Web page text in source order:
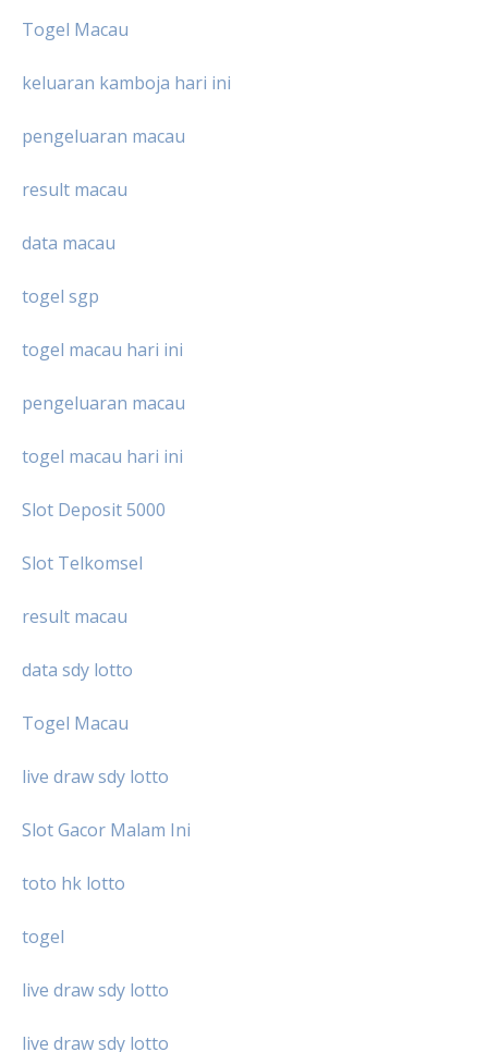
Togel Macau
keluaran kamboja hari ini
pengeluaran macau
result macau
data macau
togel sgp
togel macau hari ini
pengeluaran macau
togel macau hari ini
Slot Deposit 5000
Slot Telkomsel
result macau
data sdy lotto
Togel Macau
live draw sdy lotto
Slot Gacor Malam Ini
toto hk lotto
togel
live draw sdy lotto
live draw sdy lotto